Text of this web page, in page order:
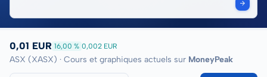
0,01 EUR 16,00 % 0,002 EUR
ASX (XASX) · Cours et graphiques actuels sur MoneyPeak